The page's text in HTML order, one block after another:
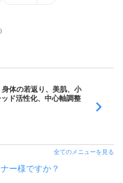
体の若返り、美肌、小
ド活性化、中心軸調整
全てのメニューを見る
ー様ですか？